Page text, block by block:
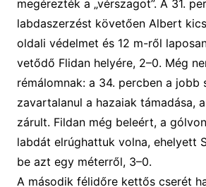
megérezték a „vérszagot”. A 31.
labdaszerzést követően Albert
oldali védelmet és 12 m-ről
vetődő Flidan helyére, 2–0. Még
rémálomnak: a 34. percben a jobb
zavartalanul a hazaiak támadása,
zárult. Fildan még beleért, a
labdát elrúghattuk volna, ehelyett
be azt egy méterről, 3–0.
A második félidőrekettős cserét